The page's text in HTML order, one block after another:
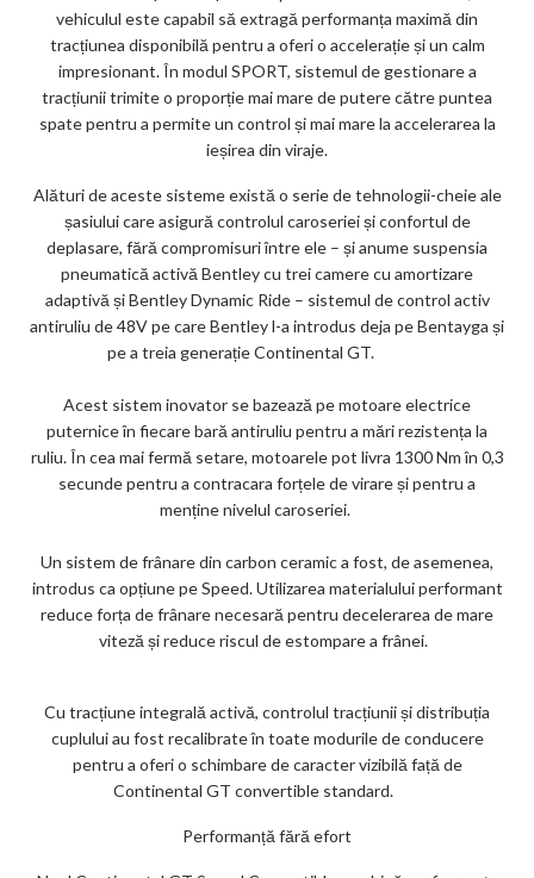
vehiculul este capabil să extragă performanța maximă din
tracțiunea disponibilă pentru a oferi o accelerație și un calm
impresionant. În modul SPORT, sistemul de gestionare a
tracțiunii trimite o proporție mai mare de putere către puntea
spate pentru a permite un control și mai mare la accelerarea la
ieșirea din viraje.
Alături de aceste sisteme există o serie de tehnologii-cheie ale
șasiului care asigură controlul caroseriei și confortul de
deplasare, fără compromisuri între ele – și anume suspensia
pneumatică activă Bentley cu trei camere cu amortizare
adaptivă și Bentley Dynamic Ride – sistemul de control activ
antiruliu de 48V pe care Bentley l-a introdus deja pe Bentayga și
pe a treia generație Continental GT.
Acest sistem inovator se bazează pe motoare electrice
puternice în fiecare bară antiruliu pentru a mări rezistența la
ruliu. În cea mai fermă setare, motoarele pot livra 1300 Nm în 0,3
secunde pentru a contracara forțele de virare și pentru a
menține nivelul caroseriei.
Un sistem de frânare din carbon ceramic a fost, de asemenea,
introdus ca opțiune pe Speed. Utilizarea materialului performant
reduce forța de frânare necesară pentru decelerarea de mare
viteză și reduce riscul de estompare a frânei.
Cu tracțiune integrală activă, controlul tracțiunii și distribuția
cuplului au fost recalibrate în toate modurile de conducere
pentru a oferi o schimbare de caracter vizibilă față de
Continental GT convertible standard.
Performanță fără efort